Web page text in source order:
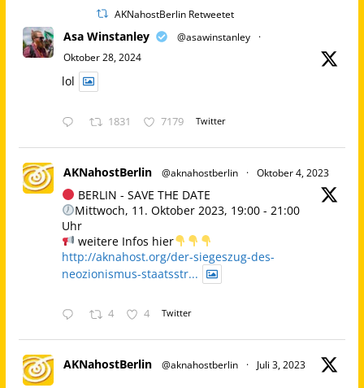
AKNahostBerlin Retweetet
Asa Winstanley @asawinstanley
·
Oktober 28, 2024
lol
1831 7179 Twitter
AKNahostBerlin @aknahostberlin · Oktober 4, 2023
BERLIN - SAVE THE DATE
Mittwoch, 11. Oktober 2023, 19:00 - 21:00
Uhr
weitere Infos hier
http://aknahost.org/der-siegeszug-des-
neozionismus-staatsstr...
4 4 Twitter
AKNahostBerlin @aknahostberlin · Juli 3, 2023